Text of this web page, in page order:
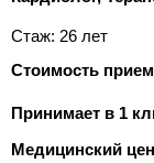
Стаж: 26 лет
Стоимость
Принимает в 1
Медицинский